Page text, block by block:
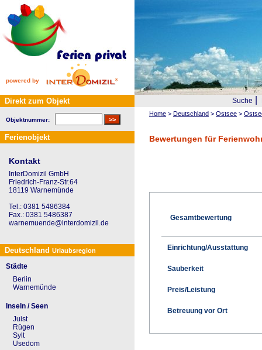
powered by
Suche
Home > Deutschland > Ostsee >
Bewertungen für
Gesamtbewertung
Einrichtung/Ausstattung
Sauberkeit
Preis/Leistung
Betreuung vor Ort
Direkt zum Objekt
Objektnummer:
Ferienobjekt
Kontakt
InterDomizil GmbH
Friedrich-Franz-Str.64
18119 Warnemünde
Tel.: 0381 5486384
Fax.: 0381 5486387
warnemuende@interdomizil.de
Deutschland Urlaubsregion
Städte
Berlin
Warnemünde
Inseln / Seen
Juist
Rügen
Sylt
Usedom